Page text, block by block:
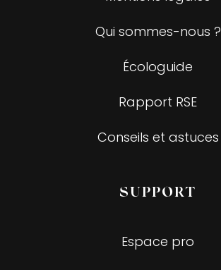
Qui sommes-nous ?
Écologuide
Rapport RSE
Conseils et astuces
SUPPORT
Espace pro